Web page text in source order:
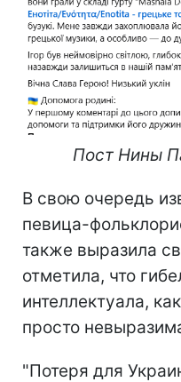
Пост Нины
В свою очередь
певица-
также выразила
отметила, что
интеллектуала,
просто
"Потеря для